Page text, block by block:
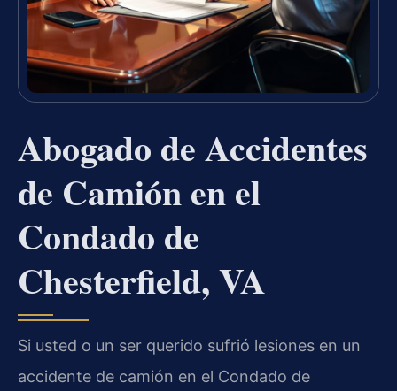
Abogado de Accidentes
de Camión en el
Condado de
Chesterfield, VA
Si usted o un ser querido sufrió lesiones en un
accidente de camión en el Condado de